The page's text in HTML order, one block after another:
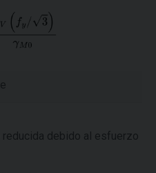
debido al esfuerzo